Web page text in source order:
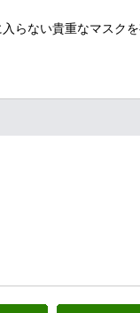
らない貴重なマスク